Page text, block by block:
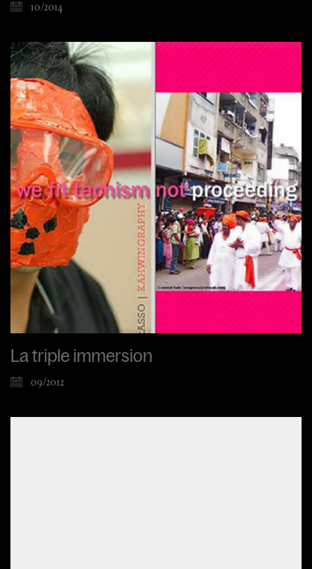
10/2014
La triple immersion
09/2012